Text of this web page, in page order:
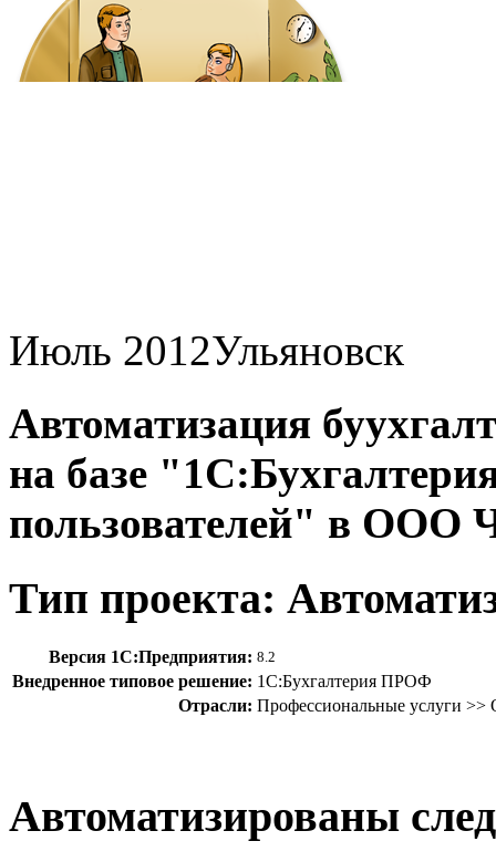
Июль 2012Ульяновск
Автоматизация
на базе
пользователей" в
Тип проекта:
Версия 1С:Предприятия: 8.2
Внедренное типовое решение: 1С:Бухгалтерия ПРОФ
Отрасли: Профессиональные услуги >>
Автоматизированы